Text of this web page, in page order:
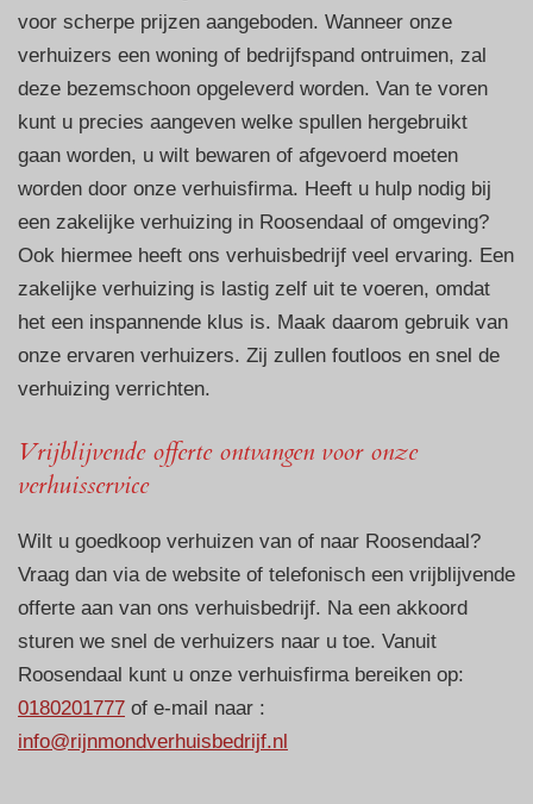
voor scherpe prijzen aangeboden. Wanneer onze
verhuizers een woning of bedrijfspand ontruimen, zal
deze bezemschoon opgeleverd worden. Van te voren
kunt u precies aangeven welke spullen hergebruikt
gaan worden, u wilt bewaren of afgevoerd moeten
worden door onze verhuisfirma. Heeft u hulp nodig bij
een zakelijke verhuizing in Roosendaal of omgeving?
Ook hiermee heeft ons verhuisbedrijf veel ervaring. Een
zakelijke verhuizing is lastig zelf uit te voeren, omdat
het een inspannende klus is. Maak daarom gebruik van
onze ervaren verhuizers. Zij zullen foutloos en snel de
verhuizing verrichten.
Vrijblijvende offerte ontvangen voor onze
verhuisservice
Wilt u goedkoop verhuizen van of naar Roosendaal?
Vraag dan via de website of telefonisch een vrijblijvende
offerte aan van ons verhuisbedrijf. Na een akkoord
sturen we snel de verhuizers naar u toe. Vanuit
Roosendaal kunt u onze verhuisfirma bereiken op:
0180201777 of e-mail naar :
info@rijnmondverhuisbedrijf.nl